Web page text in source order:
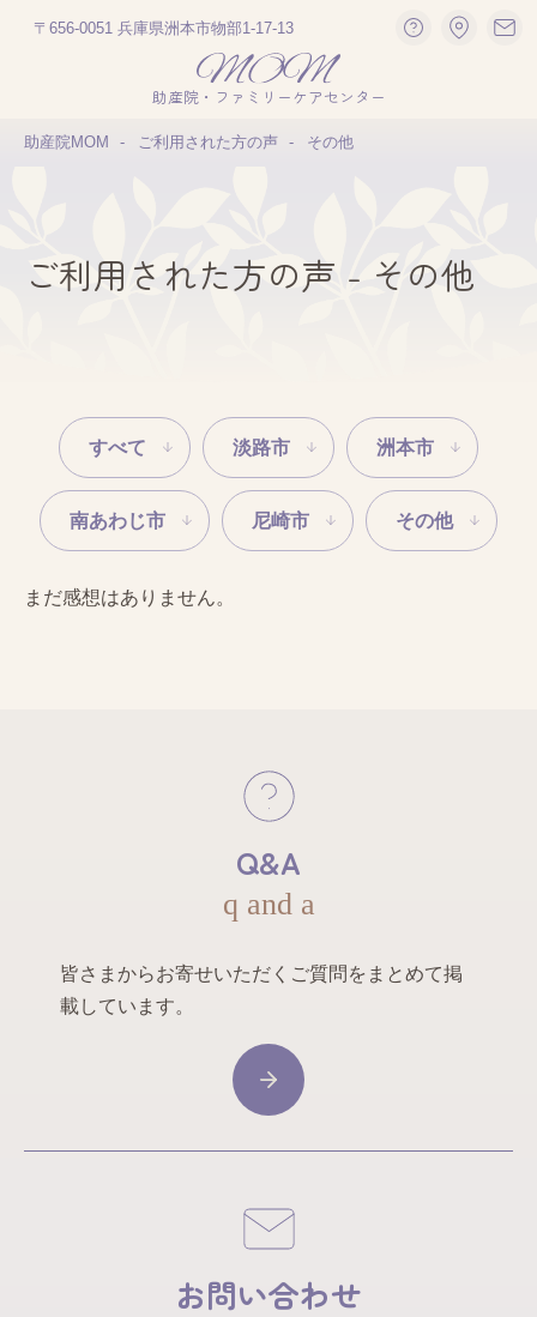
〒656-0051 兵庫県洲本市物部1-17-13
助産院・ファミリーケアセンター
助産院MOM ご利用された方の声 その他
ご利用された方の声 - その他
すべて 淡路市 洲本市
南あわじ市 尼崎市 その他
まだ感想はありません。
Q&A
q and a
皆さまからお寄せいただくご質問をまとめて掲
載しています。
お問い合わせ